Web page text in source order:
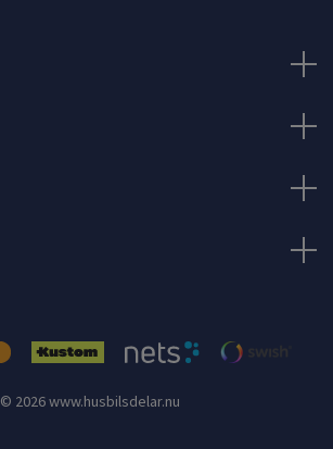
© 2026 www.husbilsdelar.nu